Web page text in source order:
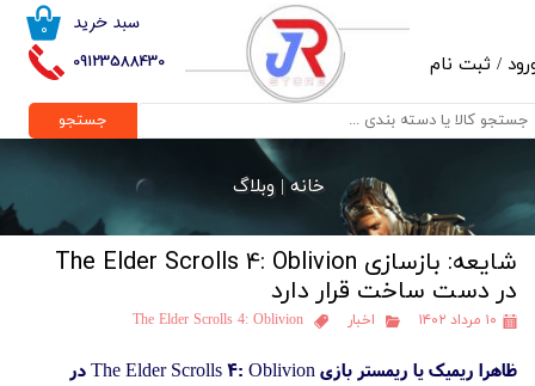
09123588430
۰ سبد خرید
/ ثبت نام
حساب کاربری من
تغییر گذر واژه
خروج از حساب کاربری
جستجو
خانه |وبلاگ
شایعه: بازسازی The Elder Scrolls 4: Oblivion
در دست ساخت قرار دارد
۱۰ مرداد ۱۴۰۲ اخبار The Elder Scrolls 4: Oblivion
ظاهرا ریمیک یا ریمستر بازی The Elder Scrolls 4: Oblivion در